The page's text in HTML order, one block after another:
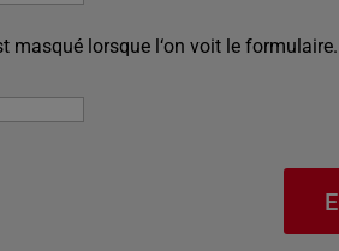
masqué lorsque l‘on voit le formulaire.